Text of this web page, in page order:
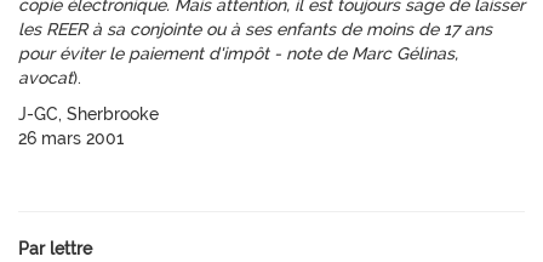
copie électronique. Mais attention, il est toujours sage de laisser
les REER à sa conjointe ou à ses enfants de moins de 17 ans
pour éviter le paiement d'impôt - note de Marc Gélinas,
avocat).
J-GC, Sherbrooke
26 mars 2001
Par lettre